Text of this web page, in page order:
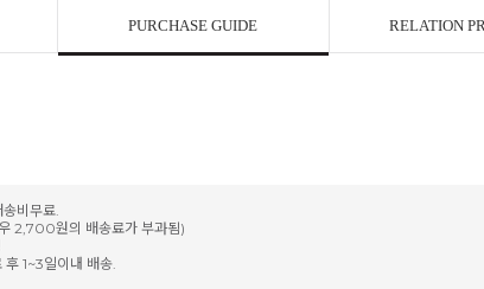
PURCHASE GUIDE RELATION
비무료.
2,700원의 배송료가 부과됨)
1~3일이내 배송.